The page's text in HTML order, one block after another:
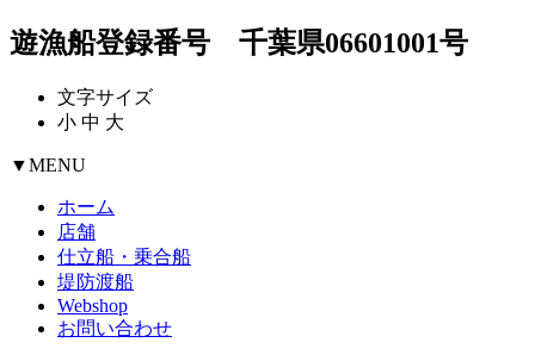
遊漁船登録番号 千葉県06601001号
文字サイズ
小 中 大
▼MENU
ホーム
店舗
仕立船・乗合船
堤防渡船
Webshop
お問い合わせ